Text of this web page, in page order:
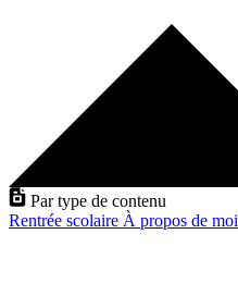
Par type de contenu
Rentrée scolaire À propos de moi